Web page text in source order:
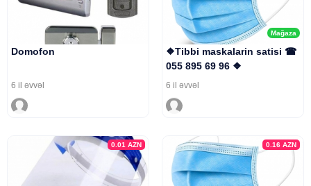
Domofon
6 il əvvəl
Mağaza
❖Tibbi maskalarin satisi ☎
055 895 69 96 ❖
6 il əvvəl
0.01AZN 0.16 AZN